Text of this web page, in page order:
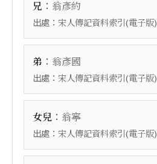
兄 ： 翁彥約
出處： 宋人傳記資料索引(電子版)
弟 ： 翁彥國
出處： 宋人傳記資料索引(電子版)
女兒 ： 翁寧
出處： 宋人傳記資料索引(電子版)